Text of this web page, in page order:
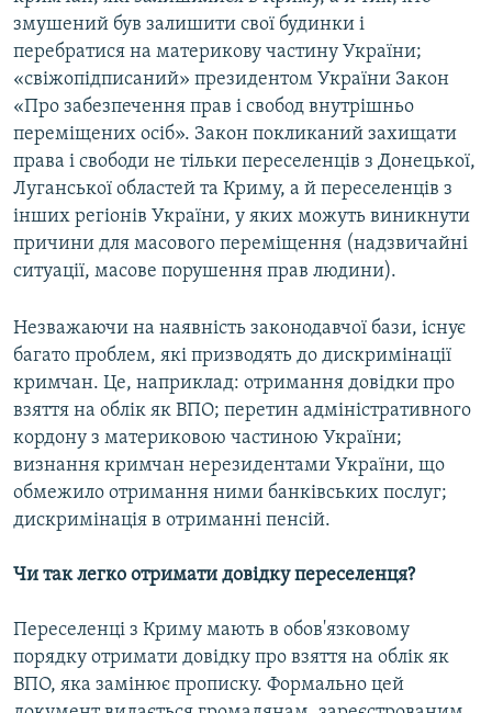
змушений був залишити свої будинки і
перебратися на материкову частину України;
«свіжопідписаний» президентом України Закон
«Про забезпечення прав і свобод внутрішньо
переміщених осіб». Закон покликаний захищати
права і свободи не тільки переселенців з Донецької,
Луганської областей та Криму, а й переселенців з
інших регіонів України, у яких можуть виникнути
причини для масового переміщення (надзвичайні
ситуації, масове порушення прав людини).
Незважаючи на наявність законодавчої бази, існує
багато проблем, які призводять до дискримінації
кримчан. Це, наприклад: отримання довідки про
взяття на облік як ВПО; перетин адміністративного
кордону з материковою частиною України;
визнання кримчан нерезидентами України, що
обмежило отримання ними банківських послуг;
дискримінація в отриманні пенсій.
Чи так легко отримати довідку переселенця?
Переселенці з Криму мають в обов'язковому
порядку отримати довідку про взяття на облік як
ВПО, яка замінює прописку. Формально цей